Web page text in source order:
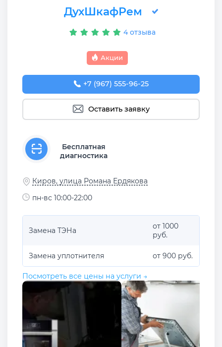
ДухШкафРем
4 отзыва
Акции
+7 (967) 555-96-25
Оставить заявку
Бесплатная
диагностика
Киров, улица Романа Ердякова
пн-вс 10:00-22:00
Замена ТЭНа
от 1000
руб.
Замена уплотнителя от 900 руб.
Посмотреть все цены на услуги →